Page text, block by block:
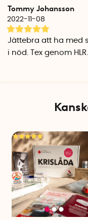
Tommy Johansson
2022-11-08
Jättebra att ha med
i nöd. Tex genom HLR.